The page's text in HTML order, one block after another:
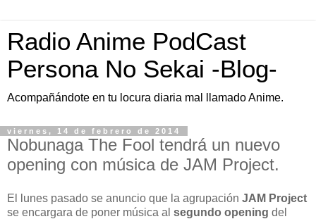
Radio Anime PodCast
Persona No Sekai -Blog-
Acompañándote en tu locura diaria mal llamado Anime.
viernes, 14 de febrero de 2014
Nobunaga The Fool tendrá un nuevo
opening con música de JAM Project.
El lunes pasado se anuncio que la agrupación JAM Project
se encargara de poner música al segundo opening del